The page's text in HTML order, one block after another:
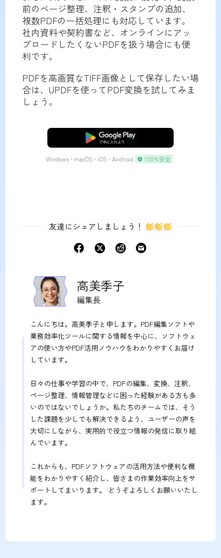
前のページ整理、注釈・スタンプの追加、
複数PDFの一括処理にも対応しています。
社内資料や契約書など、オンラインにアッ
プロードしたくないPDFを扱う場合にも便
利です。
PDFを高画質なTIFF画像として保存したい場
合は、UPDFを使ってPDF変換を試してみま
しょう。
無料ダウンロード
Windows • macOS • iOS • Android 100%安全
友達にシェアしましょう！
高美季子
編集長
こんにちは。高美季子と申します。PDF編集ソフトや
業務効率化ツールに関する情報を中心に、ソフトウェ
アの使い方やPDF活用ノウハウをわかりやすくお届け
しています。
日々の仕事や学習の中で、PDFの編集、変換、注釈、
ページ整理、情報管理などに困った経験がある方も多
いのではないでしょうか。私たちのチームでは、そう
した課題を少しでも解決できるよう、ユーザーの声を
大切にしながら、実用的で役立つ情報の発信に取り組
んでいます。
これからも、PDFソフトウェアの活用方法や便利な機
能をわかりやすく紹介し、皆さまの作業効率向上をサ
ポートしてまいります。 どうぞよろしくお願いいたし
ます。